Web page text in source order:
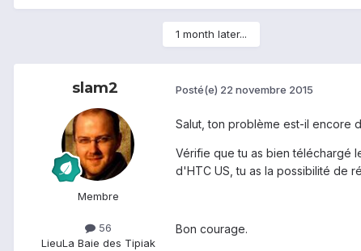
1 month later...
slam2
Membre
56
LieuLa Baie des Tipiak
Posté(e) 22 novembre 2015
Salut, ton problème est-il encore
Vérifie que tu as bien téléchargé
d'HTC US, tu as la possibilité de
Bon courage.